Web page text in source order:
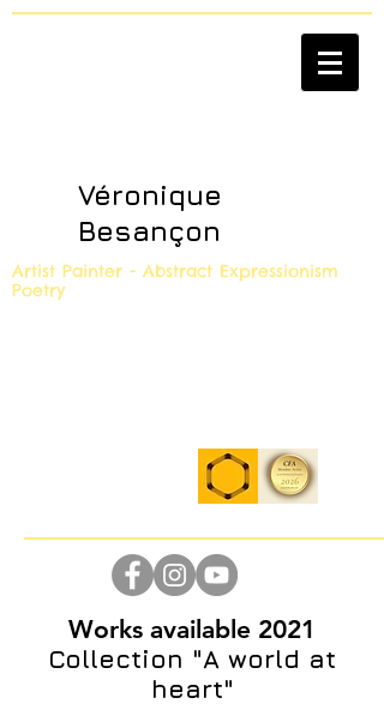
Véronique
Besançon
Artist Painter - Abstract Expressionism
Poetry
Works available 2021
Collection "A world at
heart"